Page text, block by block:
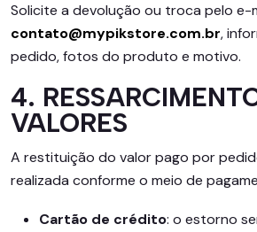
Solicite a devolução ou troca pelo e-
contato@mypikstore.com.br,
pedido, fotos do produto e motivo.
4.
VALORES
A restituição do valor pago por
realizada conforme o meio de
Cartão de crédito: o estorno